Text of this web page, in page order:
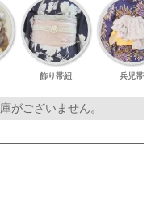
飾り帯紐 兵児帯
がございません。